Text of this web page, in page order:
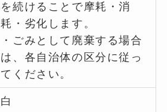
を続けることで摩耗・消
耗・劣化します。
・ごみとして廃棄する場合
は、各自治体の区分に従っ
てください。
白